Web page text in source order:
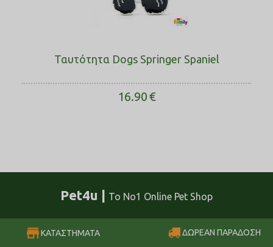
Ταυτότητα Dogs Springer Spaniel
16.90€
Pet4u | Το No1 Online Pet Shop
ΚΑΤΑΣΤΗΜΑΤΑ ΔΩΡΕΑΝ ΠΑΡΑΔΟΣΗ